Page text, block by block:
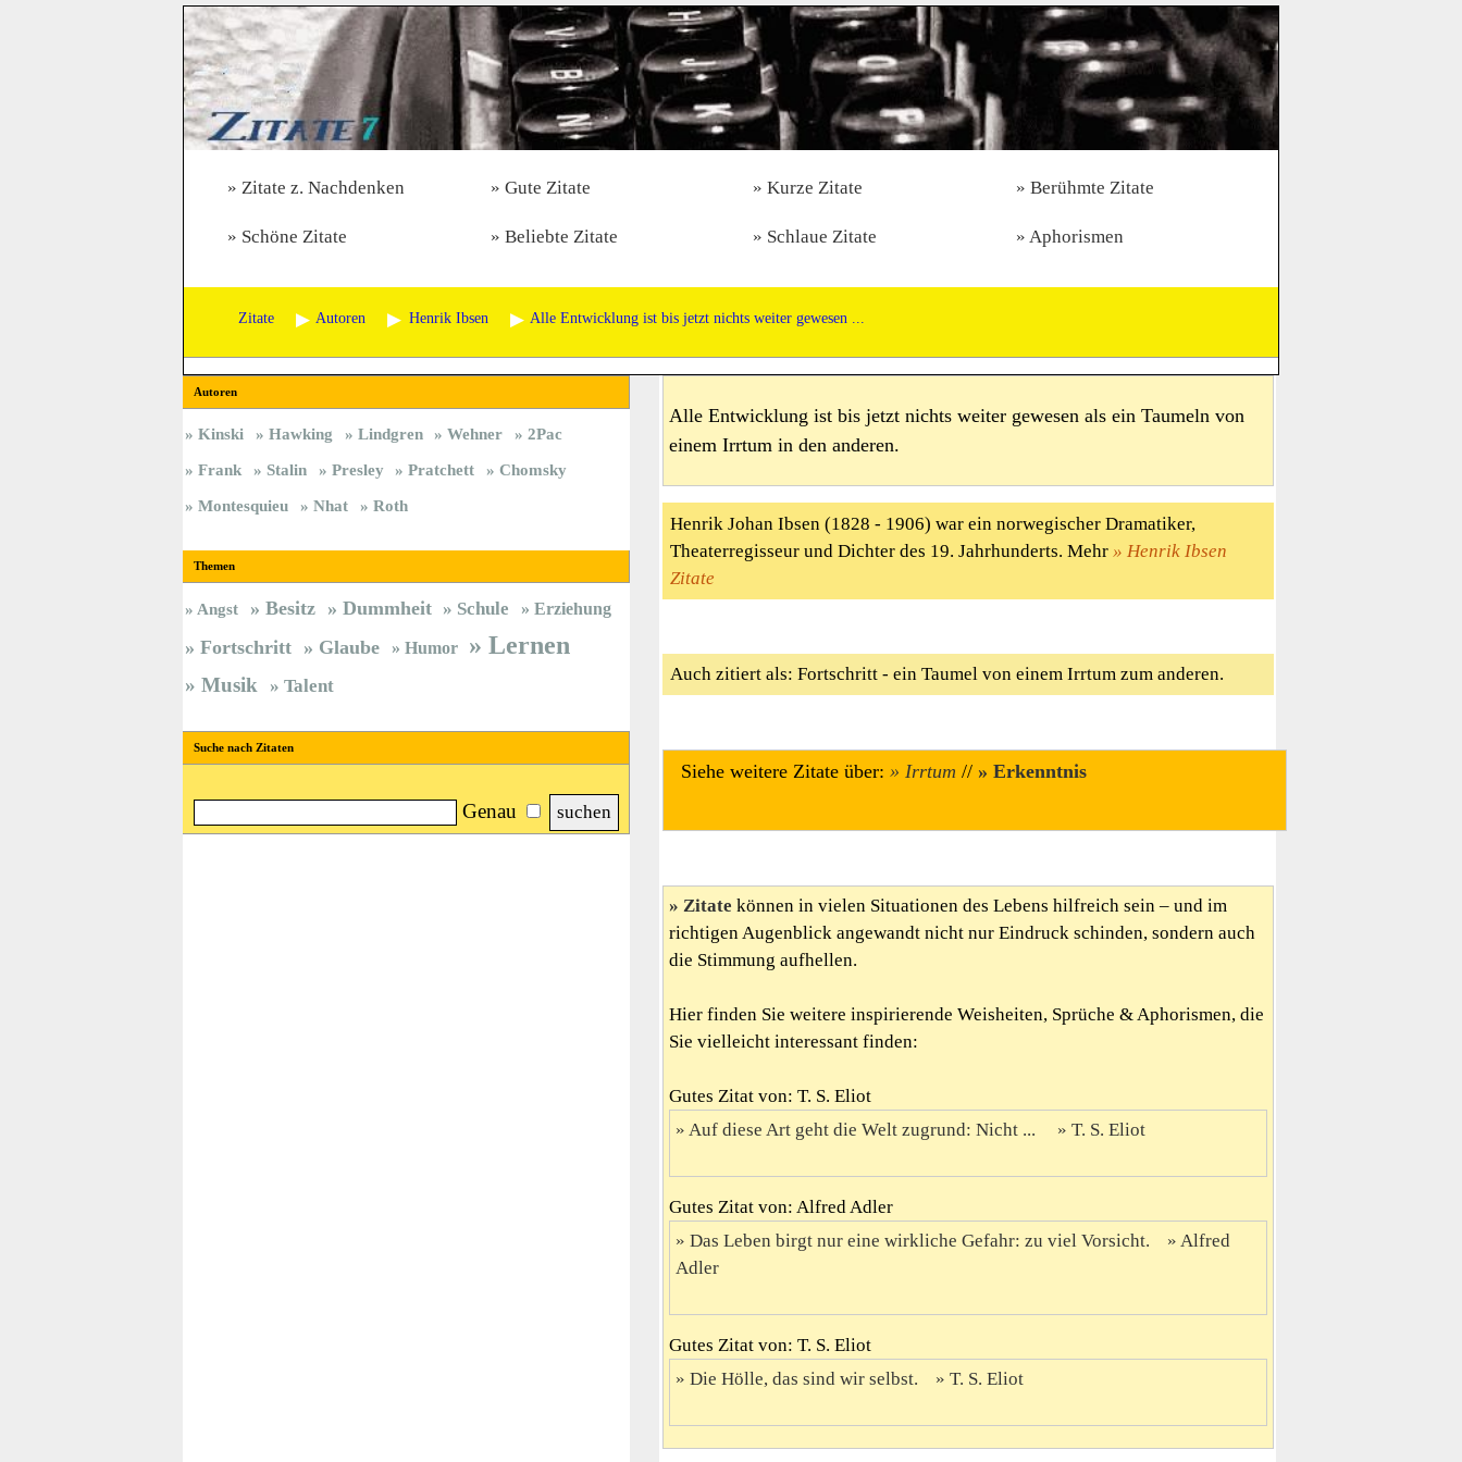
Zitate z. Nachdenken Gute Zitate Kurze Zitate Berühmte Zitate
Schöne Zitate Beliebte Zitate Schlaue Zitate Aphorismen
Zitate Autoren Henrik Ibsen Alle Entwicklung ist bis jetzt nichts weiter gewesen ...
Alle Entwicklung ist bis jetzt nichts weiter gewesen als ein Taumeln von
einem Irrtum in den anderen.
Henrik Johan Ibsen (1828 - 1906) war ein norwegischer Dramatiker,
Theaterregisseur und Dichter des 19. Jahrhunderts. Mehr
Henrik Ibsen
Zitate
Auch zitiert als: Fortschritt - ein Taumel von einem Irrtum zum anderen.
Siehe weitere Zitate über: Irrtum // Erkenntnis
Zitate können in vielen Situationen des Lebens hilfreich sein – und im
richtigen Augenblick angewandt nicht nur Eindruck schinden, sondern auch
die Stimmung aufhellen.
Hier finden Sie weitere inspirierende Weisheiten, Sprüche & Aphorismen, die
Sie vielleicht interessant finden:
Gutes Zitat von: T. S. Eliot
Auf diese Art geht die Welt zugrund: Nicht ...
T. S. Eliot
Gutes Zitat von: Alfred Adler
Das Leben birgt nur eine wirkliche Gefahr: zu viel Vorsicht.
Alfred
Adler
Gutes Zitat von: T. S. Eliot
Die Hölle, das sind wir selbst.
T. S. Eliot
Autoren
Kinski Hawking Lindgren Wehner
2Pac
Frank
Stalin Presley Pratchett
Chomsky
Montesquieu
Nhat Roth
Themen
Angst Besitz Dummheit Schule Erziehung
Fortschritt Glaube Humor Lernen
Musik Talent
Suche nach Zitaten
Genau